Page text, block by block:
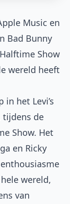
Music en
Bad Bunny
Show
wereld heeft
in het Levi’s
tijdens de
Show. Het
en Ricky
wereld,
van